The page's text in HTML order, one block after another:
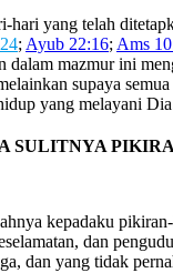
hari yang telah
; Ayub 22:16; Ams
dalam mazmur ini
supaya
yang melayani
SULITNYA
kepadaku
dan
dan yang tidak